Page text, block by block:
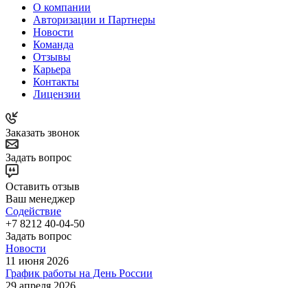
О компании
Авторизации и Партнеры
Новости
Команда
Отзывы
Карьера
Контакты
Лицензии
Заказать звонок
Задать вопрос
Оставить отзыв
Ваш менеджер
Содействие
+7 8212 40-04-50
Задать вопрос
Новости
11 июня 2026
График работы на День России
29 апреля 2026